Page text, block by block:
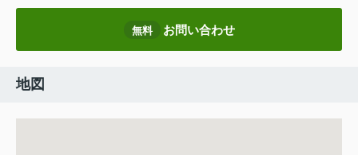
無料 お問い合わせ
地図